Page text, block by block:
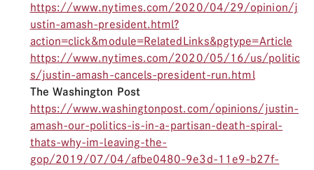
https://www.nytimes.com/2020/04/29/opinion/j
ustin-amash-president.html?
action=click&module=RelatedLinks&pgtype=Article
https://www.nytimes.com/2020/05/16/us/politic
s/justin-amash-cancels-president-run.html
The Washington Post
https://www.washingtonpost.com/opinions/justin-
amash-our-politics-is-in-a-partisan-death-spiral-
thats-why-im-leaving-the-
gop/2019/07/04/afbe0480-9e3d-11e9-b27f-